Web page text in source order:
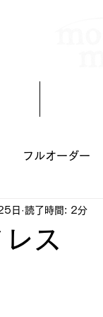
フルオーダー
ス
日 読了時間: 2分